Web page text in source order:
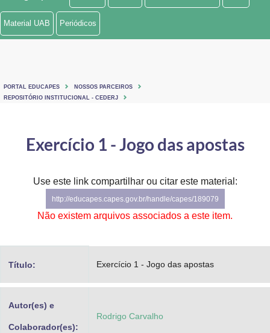
Ministério de Minas e Energia
Ministério do Turismo
Controladoria-Geral da União
Advocacia-Geral da União
Banco Central do Brasil
Material UAB Periódicos
PORTAL EDUCAPES
NOSSOS PARCEIROS
REPOSITÓRIO INSTITUCIONAL - CEDERJ
Exercício 1 - Jogo das apostas
Use este link compartilhar ou citar este material:
http://educapes.capes.gov.br/handle/capes/189079
Não existem arquivos associados a este item.
Título: Exercício 1 - Jogo das apostas
Autor(es) e
Colaborador(es):
Rodrigo Carvalho